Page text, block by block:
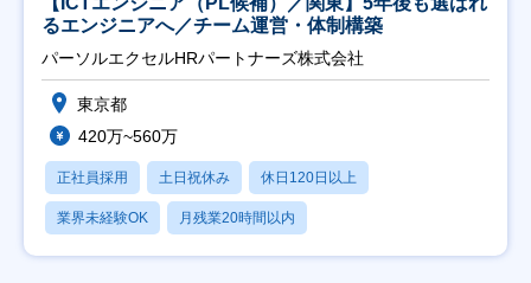
るエンジニアへ／チーム運営・体制構築
パーソルエクセルHRパートナーズ株式会社
東京都
420万~560万
正社員採用 土日祝休み 休日120日以上
業界未経験OK 月残業20時間以内